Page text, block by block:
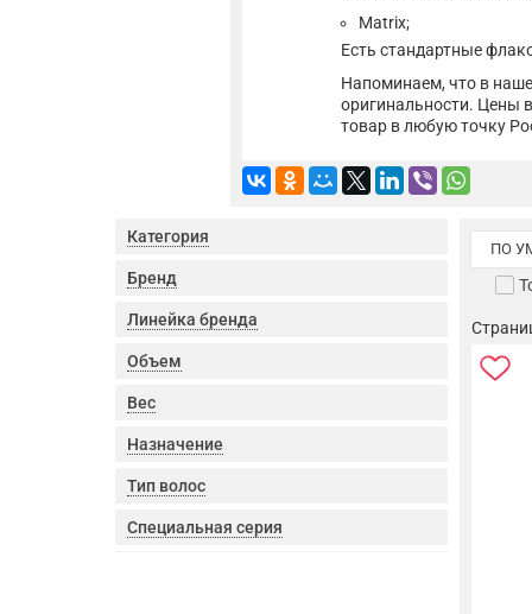
Matrix;
Есть стандартные
Напоминаем, что в
оригинальности. Цены
товар в любую точку
Категория
Бренд
Линейка бренда
Объем
Вес
Назначение
Тип волос
Специальная серия
ПО